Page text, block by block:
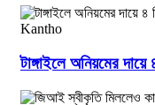
টাঙ্গাইলে অনিয়মের